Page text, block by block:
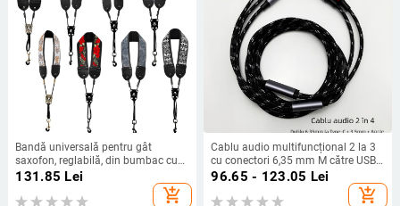
Bandă universală pentru gât
saxofon, reglabilă, din bumbac cu
elemente metalice, design brodat,
131.85 Lei
add_shopping_cart
Cablu audio multifuncțional 2 la 3
cu conectori 6,35 mm M către USB-
C, 3,5 mm și Lightning
96.65 - 123.05 Lei
add_shopping_cart